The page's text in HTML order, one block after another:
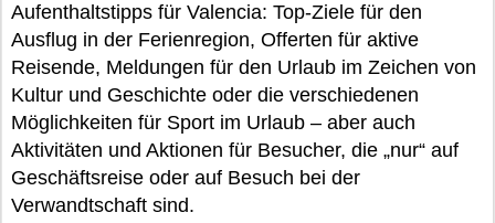
Aufenthaltstipps für Valencia: Top-Ziele für den
Ausflug in der Ferienregion, Offerten für aktive
Reisende, Meldungen für den Urlaub im Zeichen von
Kultur und Geschichte oder die verschiedenen
Möglichkeiten für Sport im Urlaub – aber auch
Aktivitäten und Aktionen für Besucher, die „nur“ auf
Geschäftsreise oder auf Besuch bei der
Verwandtschaft sind.